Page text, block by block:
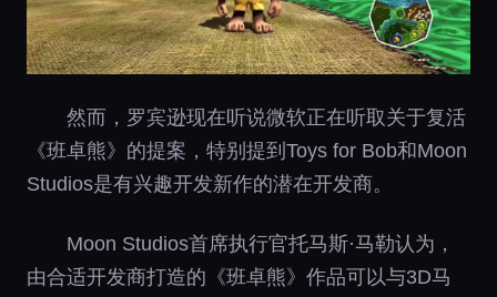
然而，罗宾逊现在听说微软正在听取关于复活
《班卓熊》的提案，特别提到Toys for Bob和Moon
Studios是有兴趣开发新作的潜在开发商。
Moon Studios首席执行官托马斯·马勒认为，
由合适开发商打造的《班卓熊》作品可以与3D马